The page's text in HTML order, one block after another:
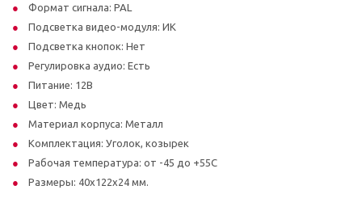
Формат сигнала: PAL
Подсветка видео-модуля: ИК
Подсветка кнопок: Нет
Регулировка аудио: Есть
Питание: 12В
Цвет: Медь
Материал корпуса: Металл
Комплектация: Уголок, козырек
Рабочая температура: от -45 до +55С
Размеры: 40х122х24 мм.